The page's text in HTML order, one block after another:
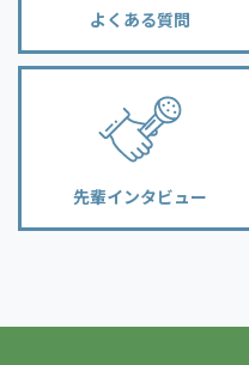
よくある質問
先輩インタビュー